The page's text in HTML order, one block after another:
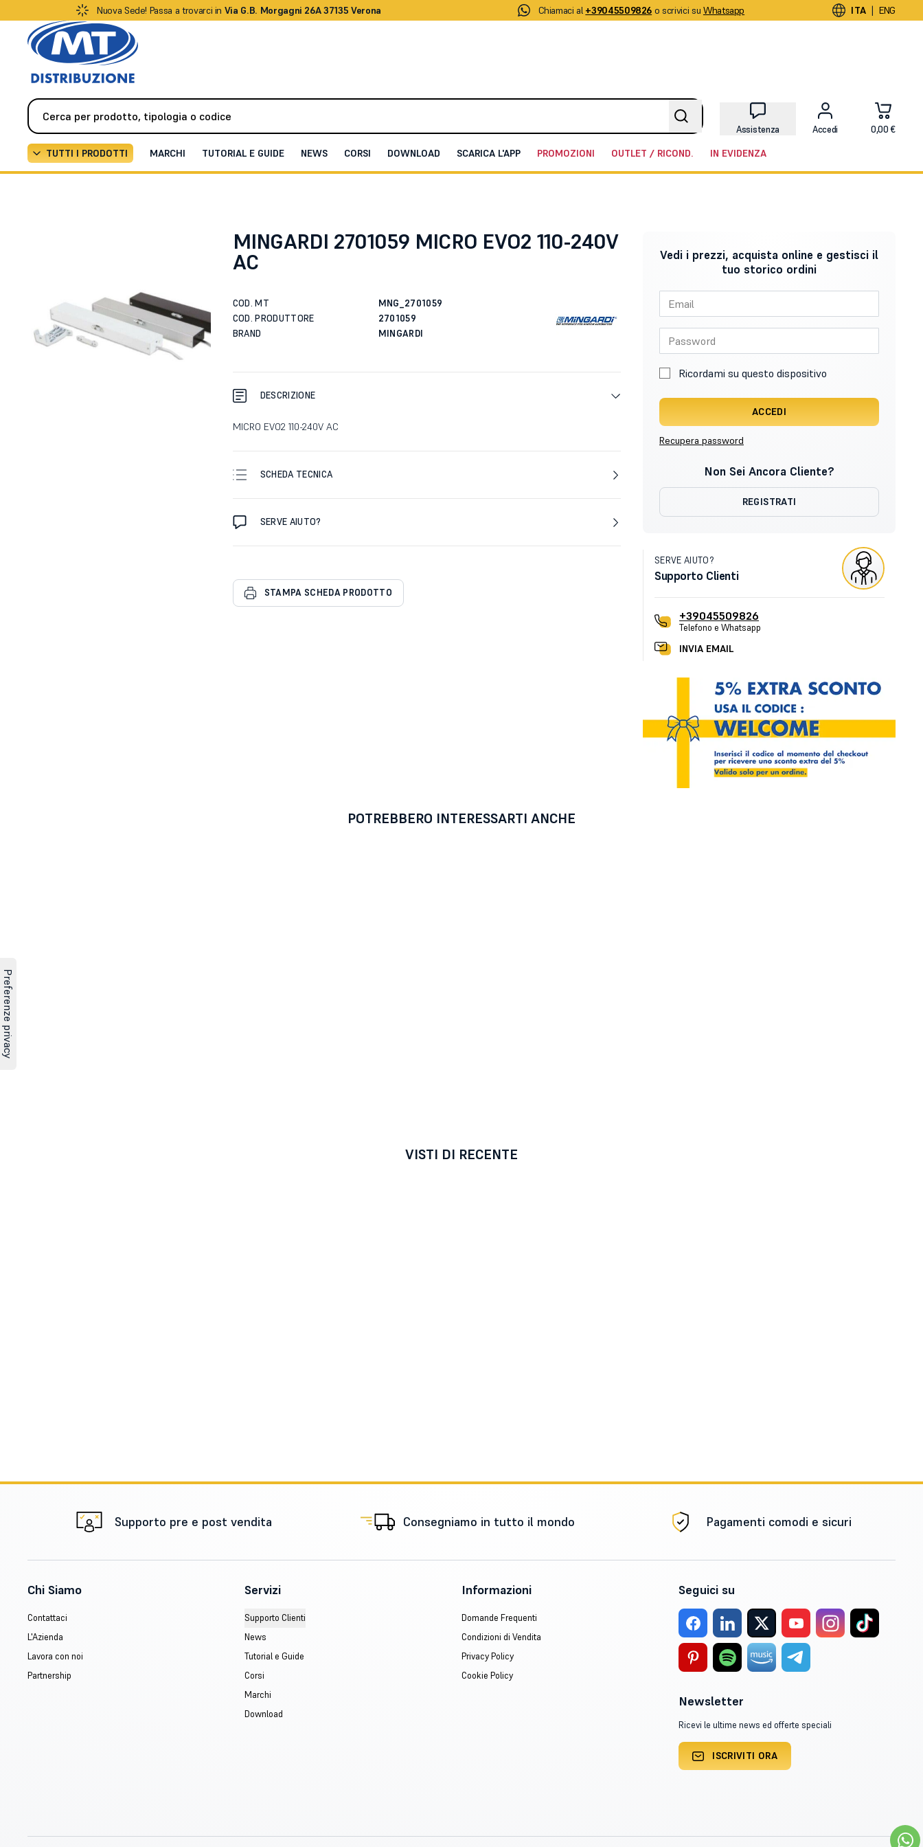
Nuova Sede! Passa a trovarci in Via G.B. Morgagni 26A 37135 Verona Chiamaci al +39045509826 o scrivici su Whatsapp ITA | ENG
Assistenza Accedi 0,00 €
TUTTI I PRODOTTI MARCHI TUTORIAL E GUIDE NEWS CORSI DOWNLOAD SCARICA L'APP PROMOZIONI OUTLET / RICOND. IN EVIDENZA
MINGARDI 2701059 MICRO EVO2 110-240V
AC
COD. MT
MNG_2701059
COD. PRODUTTORE
2701059
BRAND
MINGARDI
DESCRIZIONE
MICRO EVO2 110-240V AC
SCHEDA TECNICA
SERVE AIUTO?
STAMPA SCHEDA PRODOTTO
Vedi i prezzi, acquista online e gestisci il
tuo storico ordini
Ricordami su questo dispositivo
ACCEDI
Recupera password
Non Sei Ancora Cliente?
REGISTRATI
SERVE AIUTO?
Supporto Clienti
+39045509826
Telefono e Whatsapp
INVIA EMAIL
POTREBBERO INTERESSARTI ANCHE
VISTI DI RECENTE
Supporto pre e post vendita Consegniamo in tutto il mondo Pagamenti comodi e sicuri
Chi Siamo
Contattaci
L'Azienda
Lavora con noi
Partnership
Servizi
Supporto Clienti
News
Tutorial e Guide
Corsi
Marchi
Download
Informazioni
Domande Frequenti
Condizioni di Vendita
Privacy Policy
Cookie Policy
Seguici su
Newsletter
Ricevi le ultime news ed offerte speciali
ISCRIVITI ORA